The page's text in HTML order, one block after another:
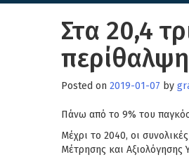
Στα 20,4
Posted on 2019-01-07 by
Πάνω από το 9% του
Μέχρι το 2040, οι
Μέτρησης και Αξιολόγησης